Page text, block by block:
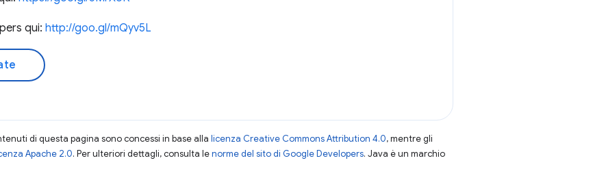
qui: http://goo.gl/mQyv5L
di questa pagina sono concessi in base alla licenza Creative Commons Attribution 4.0, mentre gli
Apache 2.0. Per ulteriori dettagli, consulta lenorme del sito di Google Developers. Java è un marchio